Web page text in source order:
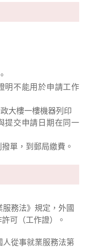
明不能用於申請工作
大樓一樓機器列印
提交申請日期在同一
單，到郵局繳費。
務法》規定，外國
可（工作證）。
人從事就業服務法第